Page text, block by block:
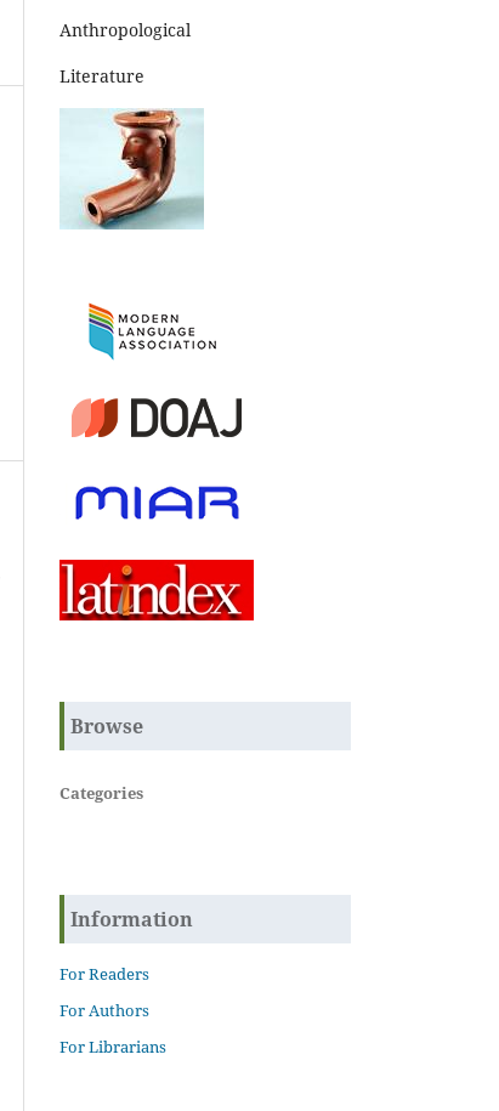
Anthropological
Literature
Browse
Categories
Information
For Readers
For Authors
For Librarians